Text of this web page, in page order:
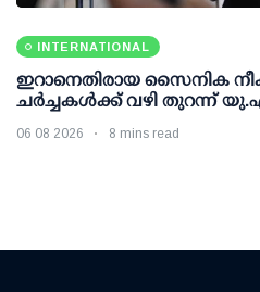
INTERNATIONAL
ഇറാനെതിരായ സൈനിക
ചര്‍ച്ചകള്‍ക്ക് വഴി തുറന്ന്
06 08 2026 8 mins read